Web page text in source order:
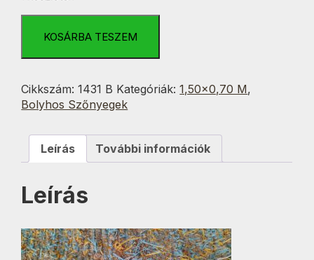
Sárga
Bolyhos
70x150
cm
KOSÁRBA TESZEM
Cikkszám:1431 B Kategóriák:1,50×0,70 M,
Bolyhos Szőnyegek
Leírás További információk
Leírás